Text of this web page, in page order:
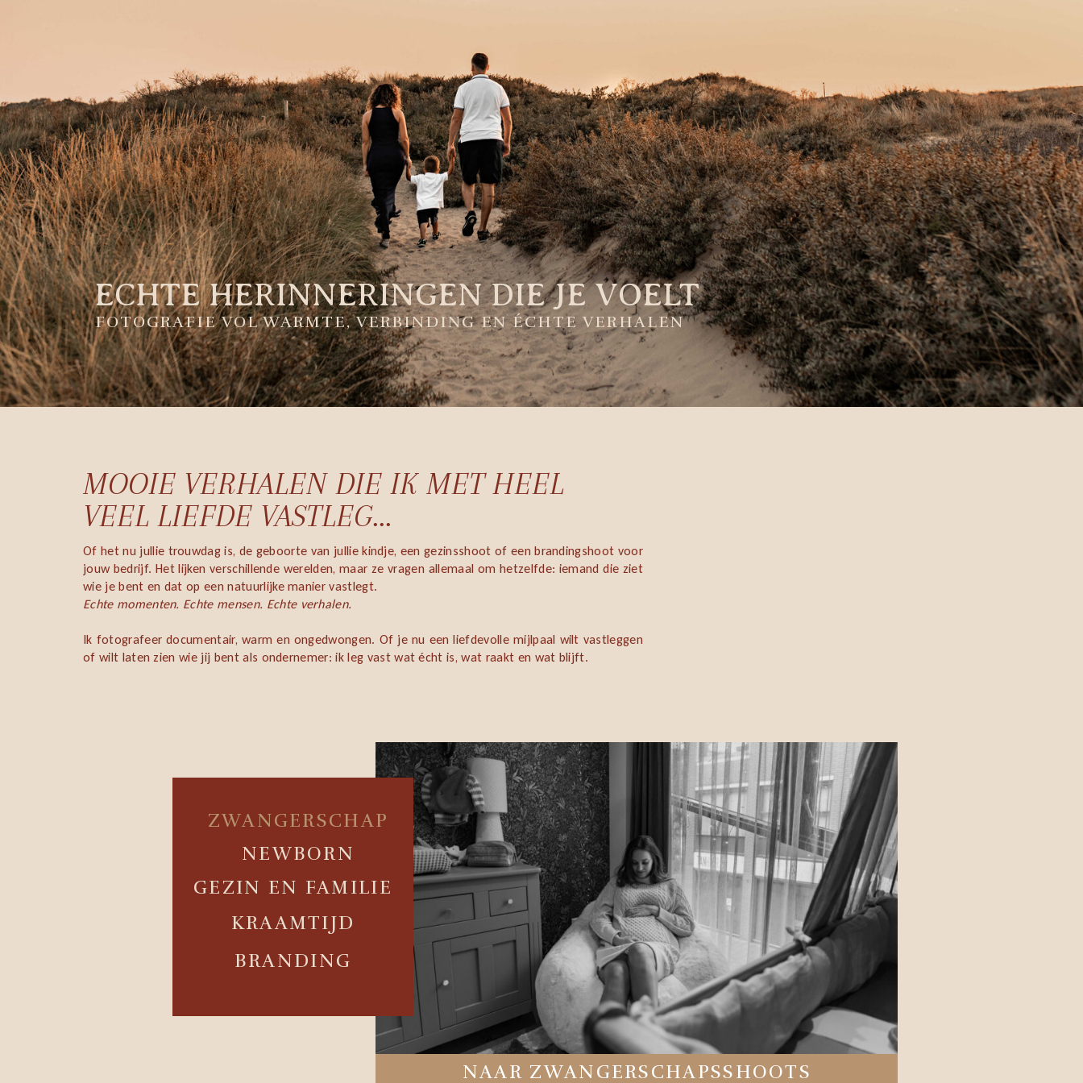
ECHTE HERINNERINGEN DIE JE VOELT
FOTOGRAFIE VOL WARMTE, VERBINDING EN ÉCHTE VERHALEN
MOOIE VERHALEN DIE IK MET HEEL
VEEL LIEFDE VASTLEG...
Of het nu jullie trouwdag is, de geboorte van jullie kindje, een gezinsshoot of een brandingshoot voor
jouw bedrijf. Het lijken verschillende werelden, maar ze vragen allemaal om hetzelfde: iemand die ziet
wie je bent en dat op een natuurlijke manier vastlegt.
Echte momenten. Echte mensen. Echte verhalen.
Ik fotografeer documentair, warm en ongedwongen. Of je nu een liefdevolle mijlpaal wilt vastleggen
of wilt laten zien wie jij bent als ondernemer: ik leg vast wat écht is, wat raakt en wat blijft.
ZWANGERSCHAP
NEWBORN
GEZIN EN FAMILIE
KRAAMTIJD
BRANDING
NAAR ZWANGERSCHAPSSHOOTS